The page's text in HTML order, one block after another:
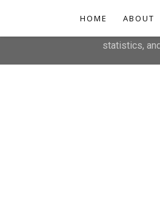
HOME ABOUT
This site
statistics,